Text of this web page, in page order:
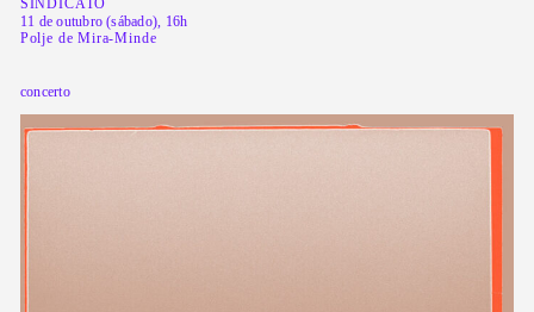
SINDICATO
11 de outubro (sábado), 16h
Polje de Mira-Minde
concerto